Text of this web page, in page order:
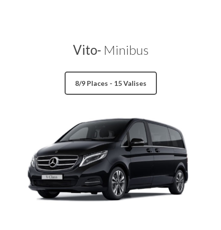
Vito- Minibus
8/9 Places - 15 Valises